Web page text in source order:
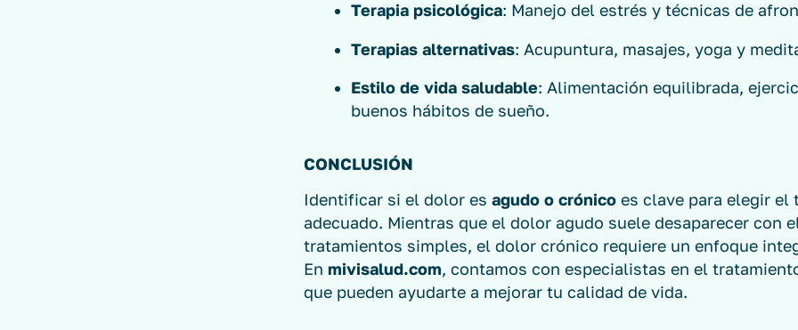
Terapia psicológica: Manejo del estrés y técnicas de
Terapias alternativas: Acupuntura, masajes, yoga y
Estilo de vida saludable: Alimentación equilibrada,
buenos hábitos de sueño.
CONCLUSIÓN
Identificar si el dolor esagudo o crónico es clave para elegir el
adecuado. Mientras que el dolor agudo suele desaparecer con
tratamientos simples, el dolor crónico requiere un enfoque
En mivisalud.com, contamos con especialistas en el
que pueden ayudarte a mejorar tu calidad de vida.